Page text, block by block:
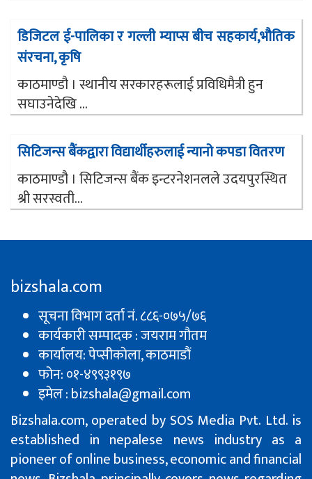
डिजिटल ई-पालिका र गल्ली म्याप्स बीच सहकार्य,भौतिक
संरचना, कृषि
काठमाण्डौ । स्थानीय सरकारहरूलाई प्रविधिमैत्री हुन
सघाउनेदेखि ...
सिटिजन्स बैंकद्वारा विद्यार्थीहरुलाई न्यानो कपडा वितरण
काठमाण्डौ । सिटिजन्स बैंक इन्टरनेशनलले उदयपुरस्थित
श्री सरस्वती...
bizshala.com
सूचना विभाग दर्ता नं. ८८६-०७५/७६
कार्यकारी सम्पादक : जयराम गौतम
कार्यालय: पेप्सीकाेला, काठमाडौं
फोन: ०१-४९९३१९७
इमेल : bizshala@gmail.com
Bizshala.com, operated by SOS Media Pvt. Ltd. is
established in nepalese news industry as a
pioneer of online business, economic and financial